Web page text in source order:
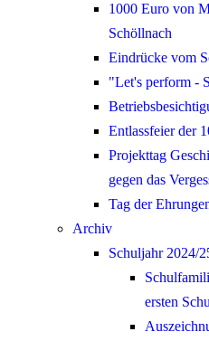
1000 Euro von
Schöllnach
Eindrücke vom
"Let's perform -
Entlassfeier der
Projekttag
gegen das
Tag der
Archiv
Schuljahr 2024/
ersten